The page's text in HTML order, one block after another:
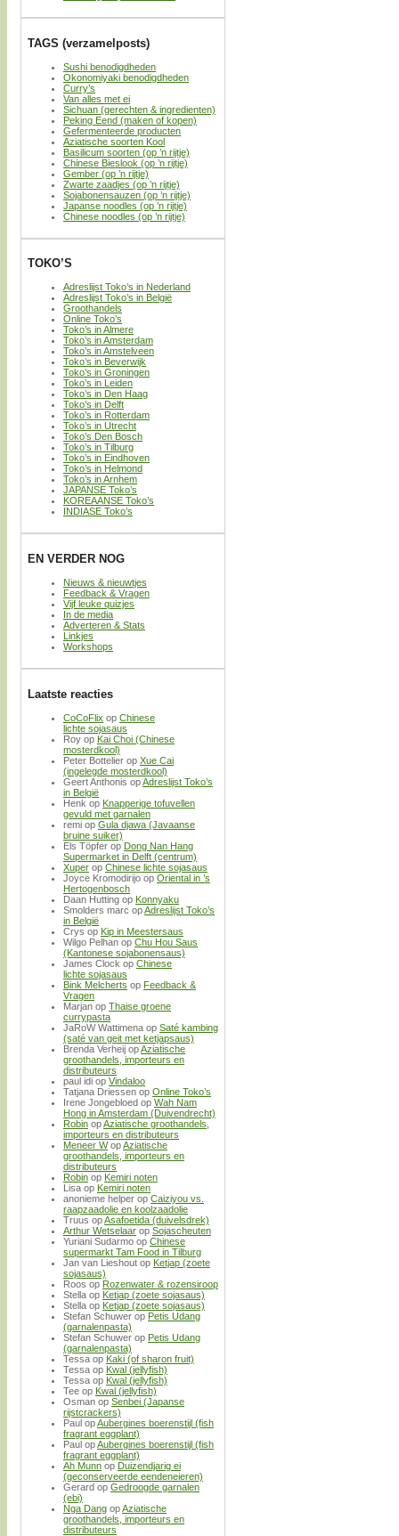
TAGS (verzamelposts)
Sushi benodigdheden
Okonomiyaki benodigdheden
Curry’s
Van alles met ei
Sichuan (gerechten & ingredienten)
Peking Eend (maken of kopen)
Gefermenteerde producten
Aziatische soorten Kool
Basilicum soorten (op ’n rijtje)
Chinese Bieslook (op ’n rijtje)
Gember (op ’n rijtje)
Zwarte zaadjes (op ’n rijtje)
Sojabonensauzen (op ’n rijtje)
Japanse noodles (op ’n rijtje)
Chinese noodles (op ’n rijtje)
TOKO’S
Adreslijst Toko’s in Nederland
Adreslijst Toko’s in België
Groothandels
Online Toko’s
Toko’s in Almere
Toko’s in Amsterdam
Toko’s in Amstelveen
Toko’s in Beverwijk
Toko’s in Groningen
Toko’s in Leiden
Toko’s in Den Haag
Toko’s in Delft
Toko’s in Rotterdam
Toko’s in Utrecht
Toko’s Den Bosch
Toko’s in Tilburg
Toko’s in Eindhoven
Toko’s in Helmond
Toko’s in Arnhem
JAPANSE Toko’s
KOREAANSE Toko’s
INDIASE Toko’s
EN VERDER NOG
Nieuws & nieuwtjes
Feedback & Vragen
Vijf leuke quizjes
In de media
Adverteren & Stats
Linkjes
Workshops
Laatste reacties
CoCoFlix op Chinese
lichte sojasaus
Roy op Kai Choi (Chinese
mosterdkool)
Peter Bottelier op Xue Cai
(ingelegde mosterdkool)
Geert Anthonis opAdreslijst Toko’s
in België
Henk op Knapperige tofuvellen
gevuld met garnalen
remi op Gula djawa (Javaanse
bruine suiker)
Els Töpfer op Dong Nan Hang
Supermarket in Delft (centrum)
Xuper op Chinese lichte sojasaus
Joyce Kromodirijo op Oriental in ’s
Hertogenbosch
Daan Hutting op Konnyaku
Smolders marc opAdreslijst Toko’s
in België
Crys op Kip in Meestersaus
Wilgo Pelhan op Chu Hou Saus
(Kantonese sojabonensaus)
James Clock op Chinese
lichte sojasaus
Bink Melcherts op Feedback &
Vragen
Marjan op Thaise groene
currypasta
JaRoW Wattimena op Saté kambing
(saté van geit met ketjapsaus)
Brenda Verheij opAziatische
groothandels, importeurs en
distributeurs
paul idi op Vindaloo
Tatjana Driessen op Online Toko’s
Irene Jongebloed op Wah Nam
Hong in Amsterdam (Duivendrecht)
Robin opAziatische groothandels,
importeurs en distributeurs
Meneer WopAziatische
groothandels, importeurs en
distributeurs
Robin op Kemiri noten
Lisa op Kemiri noten
anonieme helper op Caiziyou vs.
raapzaadolie en koolzaadolie
Truus opAsafoetida (duivelsdrek)
Arthur Wetselaar op Sojascheuten
Yuriani Sudarmo op Chinese
supermarkt Tam Food in Tilburg
Jan van Lieshout op Ketjap (zoete
sojasaus)
Roos op Rozenwater & rozensiroop
Stella op Ketjap (zoete sojasaus)
Stella op Ketjap (zoete sojasaus)
Stefan Schuwer op Petis Udang
(garnalenpasta)
Stefan Schuwer op Petis Udang
(garnalenpasta)
Tessa op Kaki (of sharon fruit)
Tessa op Kwal (jellyfish)
Tessa op Kwal (jellyfish)
Tee op Kwal (jellyfish)
Osman op Senbei (Japanse
rijstcrackers)
Paul opAubergines boerenstijl (fish
fragrant eggplant)
Paul opAubergines boerenstijl (fish
fragrant eggplant)
Ah Munn op Duizendjarig ei
(geconserveerde eendeneieren)
Gerard op Gedroogde garnalen
(ebi)
Nga Dang opAziatische
groothandels, importeurs en
distributeurs